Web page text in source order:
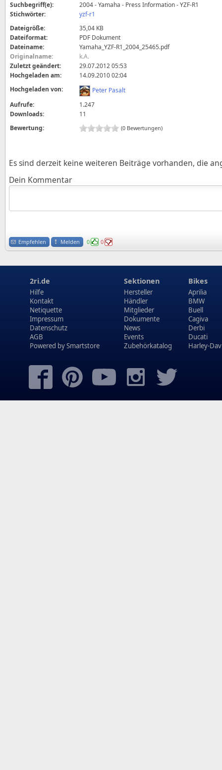
Suchbegriff(e):
2004 - Yamaha - Press Information - YZF-R1
Stichwörter:
yzf-r1
Dateigröße:
35,04 KB
Dateiformat:
PDF Dokument
Dateiname:
Yamaha_YZF-R1_2004_25465.pdf
Originalname:
k.A.
Zuletzt geändert:
29.07.2012 05:53
Hochgeladen am:
14.09.2010 02:04
Hochgeladen von:
Peter Pasalt
Aufrufe:
1.247
Downloads:
11
Bewertung:
(0 Bewertungen)
Es sind derzeit keine weiteren Beiträge vorhanden, die
Dein Kommentar
Empfehlen Melden 0 0
2ri.de
Hilfe
Kontakt
Netiquette
Impressum
Datenschutz
AGB
Powered bySmartstore
Sektionen
Hersteller
Händler
Mitglieder
Dokumente
News
Events
Zubehörkatalog
Bikes
Aprilia
BMW
Buell
Cagiva
Derbi
Ducati
Harley-